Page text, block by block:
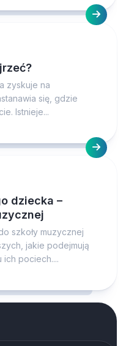
zyskuje na
się, gdzie
Istnieje...
dziecka –
szkoły muzycznej
jakie podejmują
pociech....